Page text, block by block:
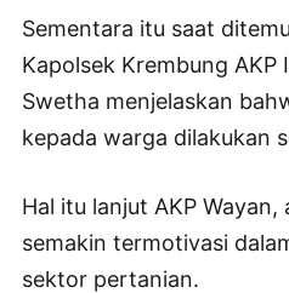
Sementara itu saat
Kapolsek Krembung AKP
Swetha menjelaskan
kepada warga dilakukan
Hal itu lanjut AKP
semakin termotivasi
sektor pertanian.